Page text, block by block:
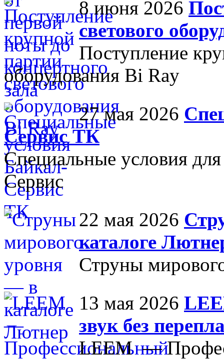
8 июня 2026
светового
Поступление
оборудования Bi Ray
27 мая 2026
Сервис ТК
Специальные условия
Сервис
22 мая 2026
каталоге
Струны
13 мая 2026
звук без
LEEM —